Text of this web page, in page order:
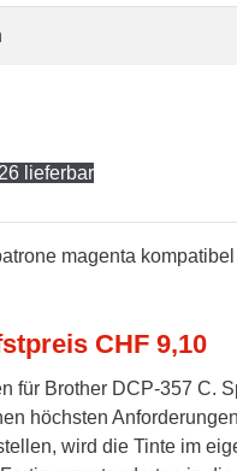
lieferbar
magenta kompatibel
CHF 9,10
für Brother DCP-357 C.
höchsten
wird die Tinte im